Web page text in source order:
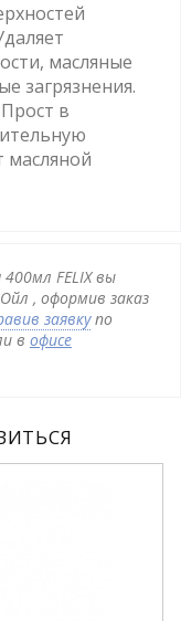
масляные
загрязнения.
в
масляной
FELIX вы
, оформив заказ
заявкупо
в офисе